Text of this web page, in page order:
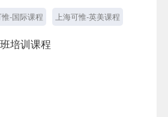
-国际课程 上海可惟-英美课程
培训课程